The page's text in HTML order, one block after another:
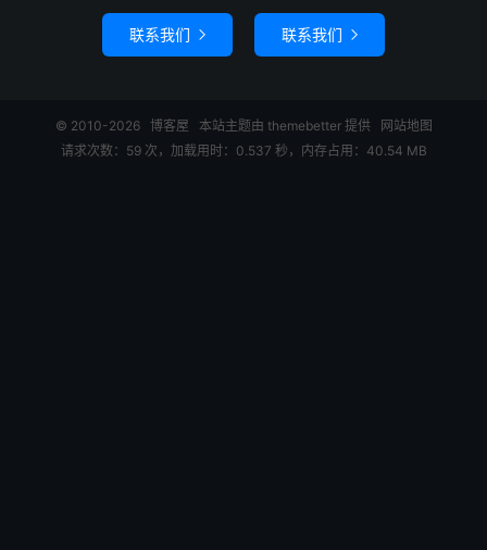
联系我们  联系我们 
© 2010-2026 博客屋 本站主题由 themebetter提供
网站地图
请求次数：59 次，加载用时：0.537 秒，内存占用：40.54 MB